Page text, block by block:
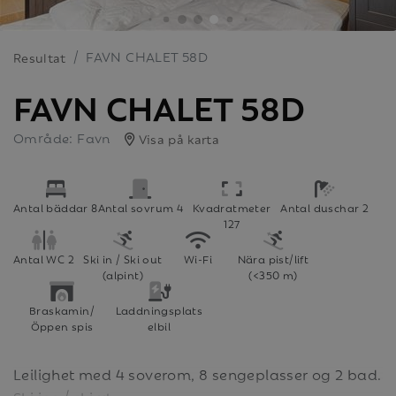
Resultat FAVN CHALET 58D
FAVN CHALET 58D
Område: Favn Visa på karta
Antal bäddar 8Antal sovrum 4 Kvadratmeter
127
Antal duschar 2
Antal WC 2 Ski in / Ski out
(alpint)
Wi-Fi
Nära pist/lift
(<350 m)
Braskamin/
Öppen spis
Laddningsplats
elbil
Leilighet med 4 soverom, 8 sengeplasser og 2 bad.